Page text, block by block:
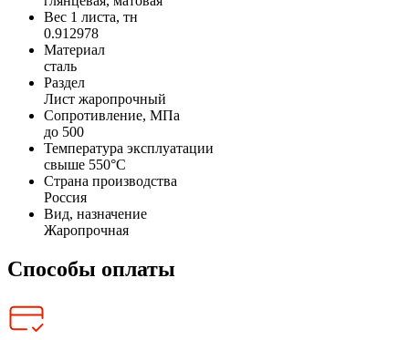
Вес 1 листа, тн
0.912978
Материал
сталь
Раздел
Лист жаропрочный
Сопротивление, МПа
до 500
Температура эксплуатации
свыше 550°С
Страна производства
Россия
Вид, назначение
Жаропрочная
Способы оплаты